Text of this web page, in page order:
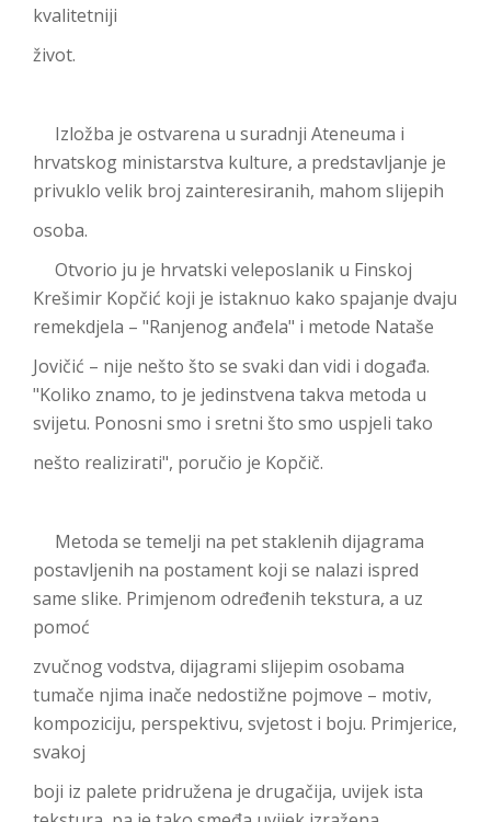
kvalitetniji
život.
Izložba je ostvarena u suradnji Ateneuma i
hrvatskog ministarstva kulture, a predstavljanje je
privuklo velik broj zainteresiranih, mahom slijepih
osoba.
Otvorio ju je hrvatski veleposlanik u Finskoj
Krešimir Kopčić koji je istaknuo kako spajanje dvaju
remekdjela – "Ranjenog anđela" i metode Nataše
Jovičić – nije nešto što se svaki dan vidi i događa.
"Koliko znamo, to je jedinstvena takva metoda u
svijetu. Ponosni smo i sretni što smo uspjeli tako
nešto realizirati", poručio je Kopčič.
Metoda se temelji na pet staklenih dijagrama
postavljenih na postament koji se nalazi ispred
same slike. Primjenom određenih tekstura, a uz
pomoć
zvučnog vodstva, dijagrami slijepim osobama
tumače njima inače nedostižne pojmove – motiv,
kompoziciju, perspektivu, svjetost i boju. Primjerice,
svakoj
boji iz palete pridružena je drugačija, uvijek ista